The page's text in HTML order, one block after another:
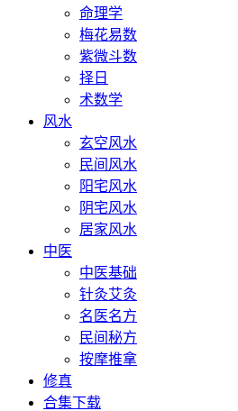
命理学
梅花易数
紫微斗数
择日
术数学
风水
玄空风水
民间风水
阳宅风水
阴宅风水
居家风水
中医
中医基础
针灸艾灸
名医名方
民间秘方
按摩推拿
修真
合集下载